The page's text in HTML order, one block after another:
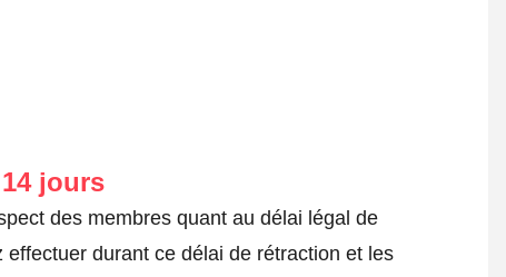
jours
des membres quant au délai légal de
durant ce délai de rétraction et les